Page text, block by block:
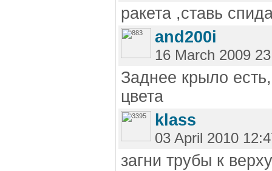
ракета ,ставь
and200i
16 March 2009
Заднее крыло
цвета
klass
03 April 2010
загни трубы к